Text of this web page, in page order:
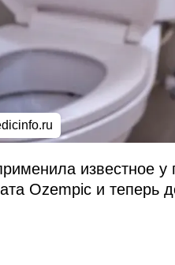
известное у
Ozempic и теперь